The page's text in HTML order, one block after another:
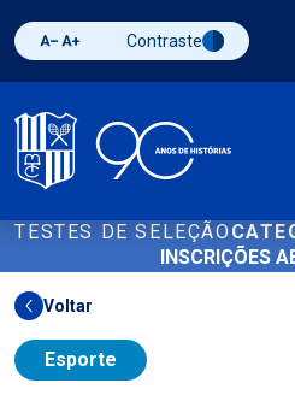
Diminuir fonte
Aumentar fonteAlternar contraste
Contraste
TESTES DE SELEÇÃO
INSCRIÇÕES
Voltar
Esporte